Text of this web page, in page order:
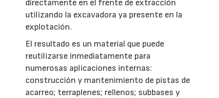
directamente en el frente de extracción
utilizando la excavadora ya presente en la
explotación.
El resultado es un material que puede
reutilizarse inmediatamente para
numerosas aplicaciones internas:
construcción y mantenimiento de pistas de
acarreo; terraplenes; rellenos; subbases y